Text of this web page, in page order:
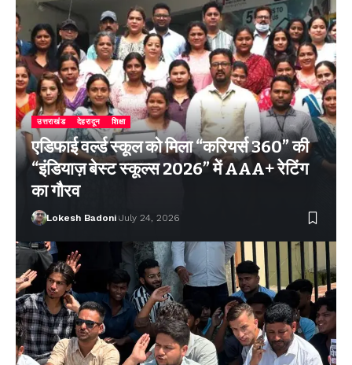
उत्तराखंड देहरादून शिक्षा
एडिफाई वर्ल्ड स्कूल को मिला “करियर्स 360” की
“इंडियाज़ बेस्ट स्कूल्स 2026” में AAA+ रेटिंग
का गौरव
Lokesh Badoni July 24, 2026